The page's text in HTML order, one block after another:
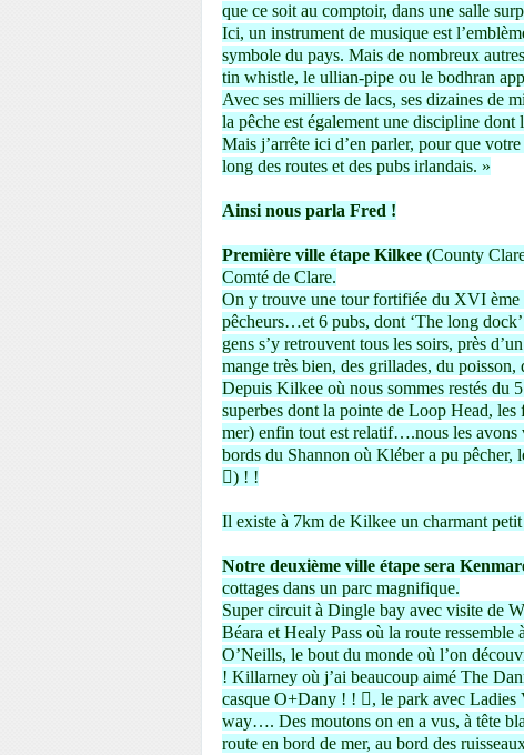
que ce soit au comptoir, dans une salle
Ici, un instrument de musique est
symbole du pays. Mais de nombreux
tin whistle, le ullian-pipe ou le bodhran
Avec ses milliers de lacs, ses dizaines de
la pêche est également une discipline dont
Mais j’arrête ici d’en parler, pour que
long des routes et des pubs irlandais. »
Ainsi nous parla Fred !
Première ville étape Kilkee (County
Comté de Clare.
On y trouve une tour fortifiée du XVI ème
pêcheurs…et 6 pubs, dont ‘The long
gens s’y retrouvent tous les soirs, près
mange très bien, des grillades, du
Depuis Kilkee où nous sommes restés du
superbes dont la pointe de Loop Head, les
mer) enfin tout est relatif….nous les
bords du Shannon où Kléber a pu
) ! !
Il existe à 7km de Kilkee un charmant
Notre deuxième ville étape sera
cottages dans un parc magnifique.
Super circuit à Dingle bay avec visite de
Béara et Healy Pass où la route
O’Neills, le bout du monde où l’on
! Killarney où j’ai beaucoup aimé The
casque O+Dany ! ! , le park avec
way…. Des moutons on en a vus, à tête
route en bord de mer, au bord des